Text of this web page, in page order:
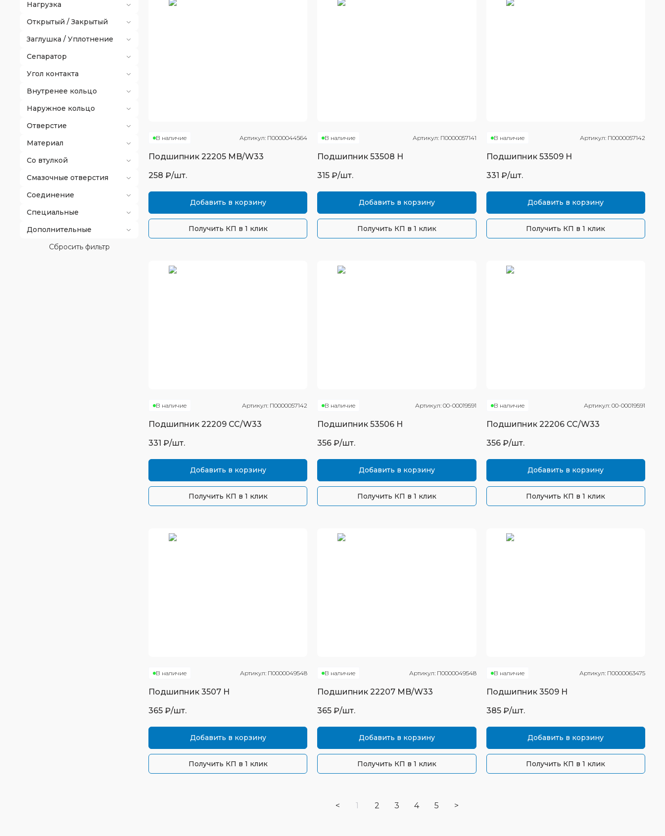
Нагрузка
Открытый / Закрытый
Заглушка / Уплотнение
Сепаратор
Угол контакта
Внутренее кольцо
Наружное кольцо
Отверстие
Материал
Со втулкой
Смазочные отверстия
Соединение
Специальные
Дополнительные
Сбросить фильтр
В наличие Артикул: П0000044564
Подшипник 22205 MB/W33
258 ₽/шт.
Добавить в корзину
Получить КП в 1 клик
В наличие Артикул: П0000057141
Подшипник53508 Н
315 ₽/шт.
Добавить в корзину
Получить КП в 1 клик
В наличие Артикул: П0000057142
Подшипник 53509 Н
331 ₽/шт.
Добавить в корзину
Получить КП в 1 клик
В наличие Артикул: П0000057142
Подшипник 22209 CC/W33
331 ₽/шт.
Добавить в корзину
Получить КП в 1 клик
В наличие Артикул: 00-00019591
Подшипник53506 Н
356 ₽/шт.
Добавить в корзину
Получить КП в 1 клик
В наличие Артикул: 00-00019591
Подшипник 22206 CC/W33
356 ₽/шт.
Добавить в корзину
Получить КП в 1 клик
В наличие Артикул: П0000049548
Подшипник 3507 Н
365 ₽/шт.
Добавить в корзину
Получить КП в 1 клик
В наличие Артикул: П0000049548
Подшипник22207 MB/W33
365 ₽/шт.
Добавить в корзину
Получить КП в 1 клик
В наличие Артикул: П0000063475
Подшипник 3509 Н
385 ₽/шт.
Добавить в корзину
Получить КП в 1 клик
< 1 2 3 4 5 >